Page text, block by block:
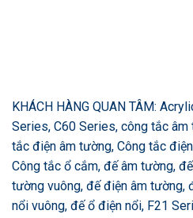
KHÁCH HÀNG QUAN TÂM:
Series, C60 Series, công tắc
tắc điện âm tường, Công tắc
Công tắc ổ cắm, đế âm tường,
tường vuông, đế điện âm tường,
nổi vuông, đế ổ điện nổi, F21